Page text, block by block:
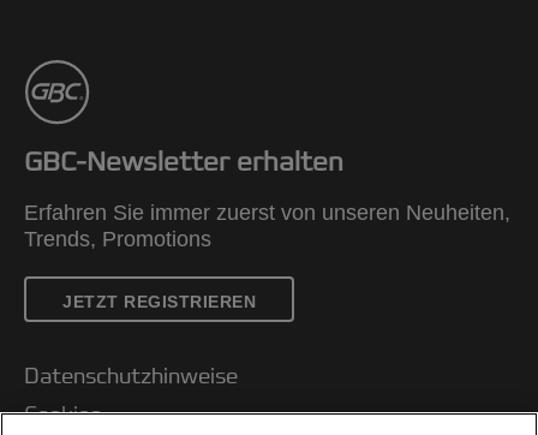
GBC-Newsletter erhalten
Erfahren Sie immer zuerst von unseren Neuheiten,
Trends, Promotions
JETZT REGISTRIEREN
Datenschutzhinweise
Cookies